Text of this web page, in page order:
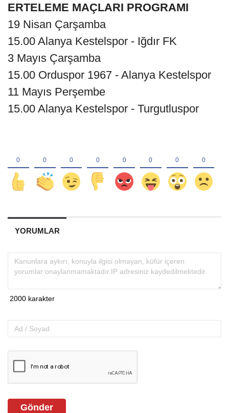
ERTELEME MAÇLARI PROGRAMI
19 Nisan Çarşamba
15.00 Alanya Kestelspor - Iğdır FK
3 Mayıs Çarşamba
15.00 Orduspor 1967 - Alanya Kestelspor
11 Mayıs Perşembe
15.00 Alanya Kestelspor - Turgutluspor
YORUMLAR
Gönder